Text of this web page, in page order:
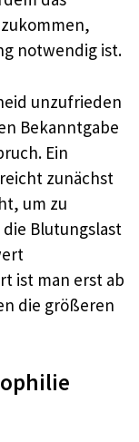
notwendig ist.
unzufrieden
Bekanntgabe
Ein
zunächst
um zu
Blutungslast
ist man erst ab
die größeren